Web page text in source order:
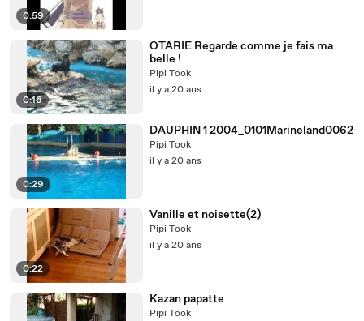
0:59
0:16
OTARIE Regarde comme je fais ma
belle !
Pipi Took
il y a 20 ans
0:29
DAUPHIN 1 2004_0101Marineland0062
Pipi Took
il y a 20 ans
0:22
Vanille et noisette(2)
Pipi Took
il y a 20 ans
Kazan papatte
Pipi Took